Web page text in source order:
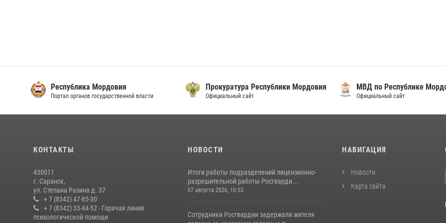
Республика Мордовия
Портал органов государственной власти
Прокуратура Республики Мордовия
Официальный сайт
МВД по Республике
Официальный сайт
КОНТАКТЫ
430011
г. Саранск,
ул. Степана Разина д. 37
+ 7 (8342) 47-85-30
+ 7 (8342) 33-44-52 - Горячая линия
психологической помощи
НОВОСТИ
Итоги работы подразделений лицензионно-
разрешительной работы Росгварди...
07 августа 2026, 10:53
Сотрудники Росгвардии задержали жителя
НАВИГАЦИЯ
Новости
Карта сайта